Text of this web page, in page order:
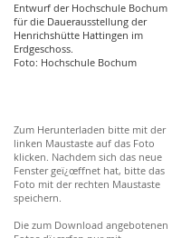
Entwurf der Hochschule Bochum
für die Dauerausstellung der
Henrichshütte Hattingen im
Erdgeschoss.
Foto: Hochschule Bochum
Zum Herunterladen bitte mit der
linken Maustaste auf das Foto
klicken. Nachdem sich das neue
Fenster geï¿œffnet hat, bitte das
Foto mit der rechten Maustaste
speichern.
Die zum Download angebotenen